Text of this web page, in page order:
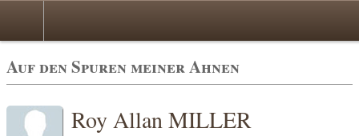
Auf den Spuren meiner Ahnen
Roy Allan MILLER